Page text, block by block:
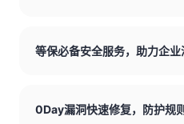
等保必备安全服务，助力企
0Day漏洞快速修复，防护规